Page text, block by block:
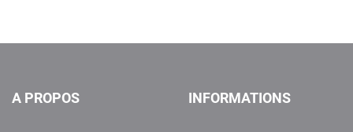
A PROPOS INFORMATIONS